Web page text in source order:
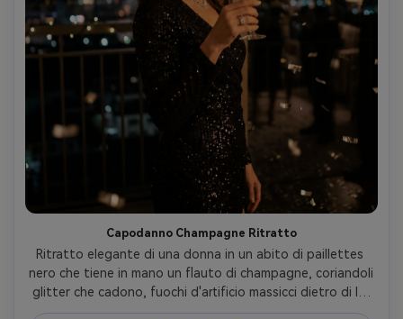
Capodanno Champagne Ritratto
Ritratto elegante di una donna in un abito di paillettes
nero che tiene in mano un flauto di champagne, coriandoli
glitter che cadono, fuochi d'artificio massicci dietro di lei
attraverso una finestra del balcone, luce morbida sul viso,